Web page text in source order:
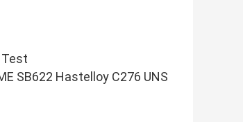
Test
SB622 Hastelloy C276 UNS